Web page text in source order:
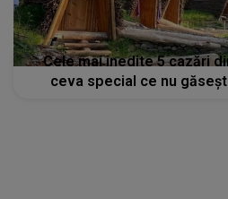
Cele mai inedite 5 cazări
ceva special ce nu